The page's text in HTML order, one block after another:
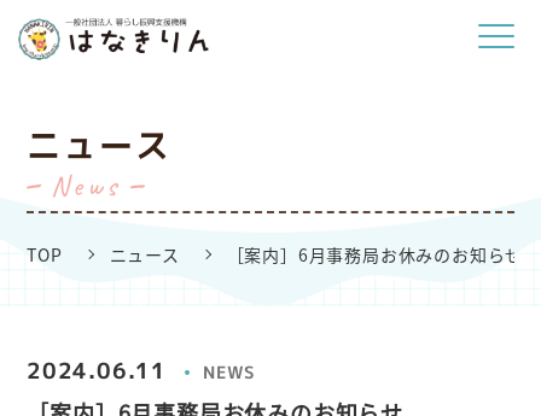
ニュース
News
TOP ニュース ［案内］6月事務局お休みのお知らせ
2024.06.11 NEWS